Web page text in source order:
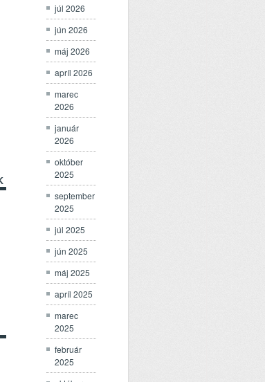
júl 2026
jún 2026
máj 2026
apríl 2026
marec
2026
január
2026
október
2025
september
2025
júl 2025
jún 2025
máj 2025
apríl 2025
marec
2025
február
2025